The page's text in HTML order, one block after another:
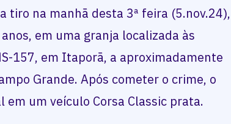
tiro na manhã desta 3ª feira (5.nov.24),
em uma granja localizada às
157, em Itaporã, a aproximadamente
Grande. Após cometer o crime, o
um veículo Corsa Classic prata.